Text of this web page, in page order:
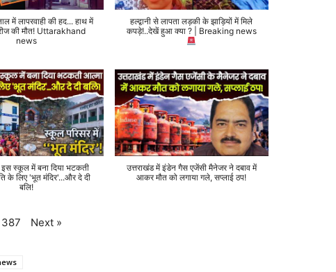
में लापरवाही की हद... हाथ में
की मौत! Uttarakhand
news
हल्द्वानी से लापता लड़की के झाड़ियों में मिले
कपड़े!..देखें हुआ क्या ? | Breaking news
स्कूल में बना दिया भटकती
के लिए 'भूत मंदिर'...और दे दी
बलि!
उत्तराखंड में इंडेन गैस एजेंसी मैनेजर ने दबाव में
आकर मौत को लगाया गले, सप्लाई ठप!
387 Next »